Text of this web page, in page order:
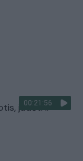
00:21:56
judėti ir